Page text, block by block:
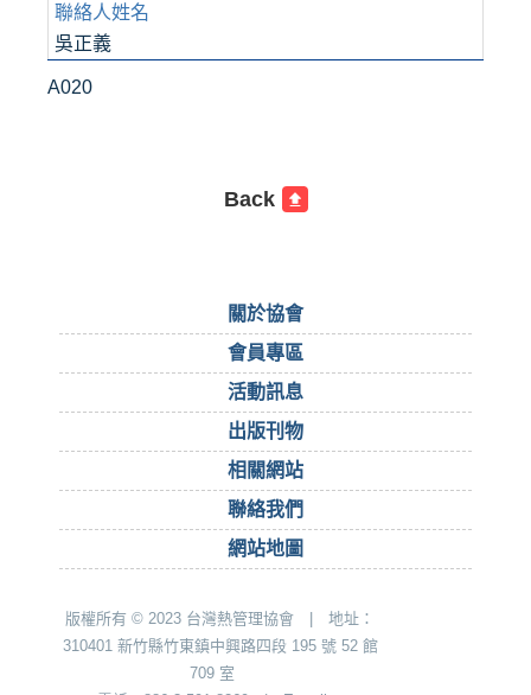
聯絡人姓名
吳正義
A020
Back
關於協會
會員專區
活動訊息
出版刊物
相關網站
聯絡我們
網站地圖
版權所有 © 2023 台灣熱管理協會 | 地址：
310401 新竹縣竹東鎮中興路四段 195 號 52 館
709 室